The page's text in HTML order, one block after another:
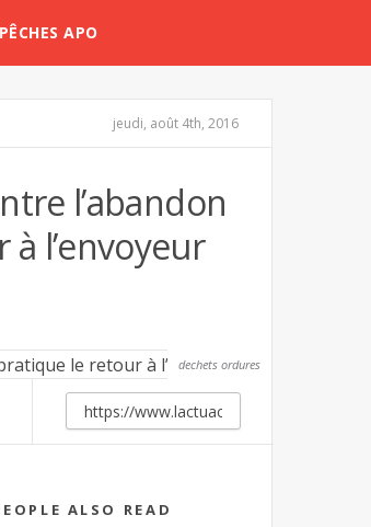
APO
jeudi, août 4th, 2016
l’abandon
l’envoyeur
dechets ordures
ALSO READ